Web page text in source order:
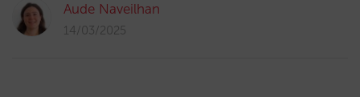
Aude Naveilhan
14/03/2025